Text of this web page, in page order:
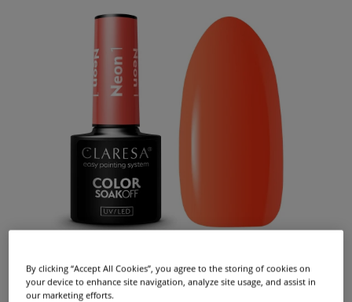
By clicking “Accept All Cookies”, you agree to the storing of cookies on
your device to enhance site navigation, analyze site usage, and assist in
our marketing efforts.